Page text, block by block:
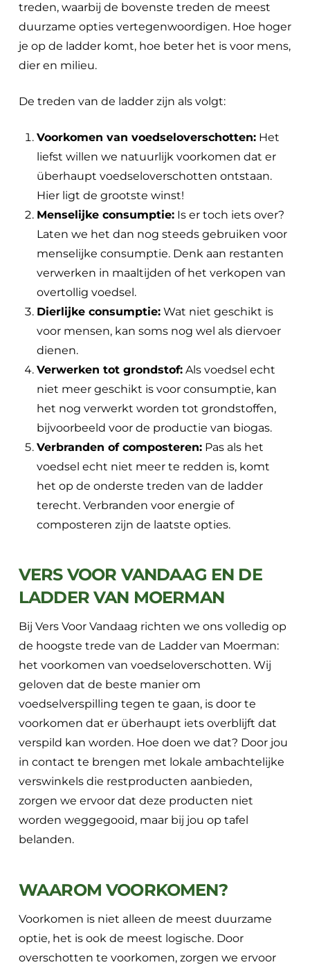
treden, waarbij de bovenste treden de meest
duurzame opties vertegenwoordigen. Hoe hoger
je op de ladder komt, hoe beter het is voor mens,
dier en milieu.
De treden van de ladder zijn als volgt:
Voorkomen van voedseloverschotten: Het
liefst willen we natuurlijk voorkomen dat er
überhaupt voedseloverschotten ontstaan.
Hier ligt de grootste winst!
Menselijke consumptie: Is er toch iets over?
Laten we het dan nog steeds gebruiken voor
menselijke consumptie. Denk aan restanten
verwerken in maaltijden of het verkopen van
overtollig voedsel.
Dierlijke consumptie: Wat niet geschikt is
voor mensen, kan soms nog wel als diervoer
dienen.
Verwerken tot grondstof: Als voedsel echt
niet meer geschikt is voor consumptie, kan
het nog verwerkt worden tot grondstoffen,
bijvoorbeeld voor de productie van biogas.
Verbranden of composteren: Pas als het
voedsel echt niet meer te redden is, komt
het op de onderste treden van de ladder
terecht. Verbranden voor energie of
composteren zijn de laatste opties.
VERS VOOR VANDAAG EN DE
LADDER VAN MOERMAN
Bij Vers Voor Vandaag richten we ons volledig op
de hoogste trede van de Ladder van Moerman:
het voorkomen van voedseloverschotten. Wij
geloven dat de beste manier om
voedselverspilling tegen te gaan, is door te
voorkomen dat er überhaupt iets overblijft dat
verspild kan worden. Hoe doen we dat? Door jou
in contact te brengen met lokale ambachtelijke
verswinkels die restproducten aanbieden,
zorgen we ervoor dat deze producten niet
worden weggegooid, maar bij jou op tafel
belanden.
WAAROM VOORKOMEN?
Voorkomen is niet alleen de meest duurzame
optie, het is ook de meest logische. Door
overschotten te voorkomen, zorgen we ervoor